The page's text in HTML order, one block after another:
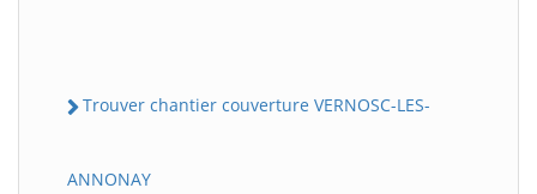
Trouver chantier couverture VERNOSC-LES-
ANNONAY